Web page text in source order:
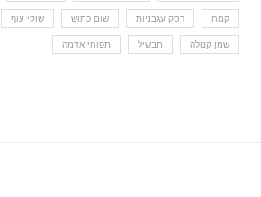
קמח רסק עגבניות שום כתוש שוקי עוף
שמן קנולה תבשיל תפוחי אדמה